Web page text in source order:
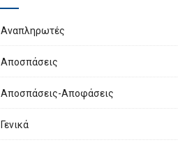
Αναπληρωτές
Αποσπάσεις
Αποσπάσεις-Αποφάσεις
Γενικά